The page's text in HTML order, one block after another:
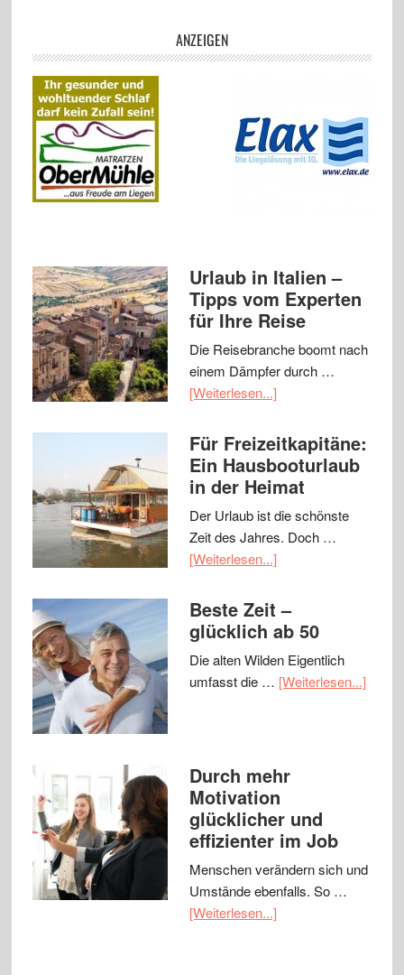
ANZEIGEN
Urlaub in Italien –
Tipps vom Experten
für Ihre Reise
Die Reisebranche boomt nach
einem Dämpfer durch …
[Weiterlesen...]
Für Freizeitkapitäne:
Ein Hausbooturlaub
in der Heimat
Der Urlaub ist die schönste
Zeit des Jahres. Doch …
[Weiterlesen...]
Beste Zeit –
glücklich ab 50
Die alten Wilden Eigentlich
umfasst die … [Weiterlesen...]
Durch mehr
Motivation
glücklicher und
effizienter im Job
Menschen verändern sich und
Umstände ebenfalls. So …
[Weiterlesen...]